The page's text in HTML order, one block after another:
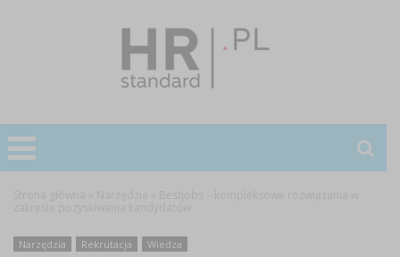
Narzędzia Rekrutacja Wiedza